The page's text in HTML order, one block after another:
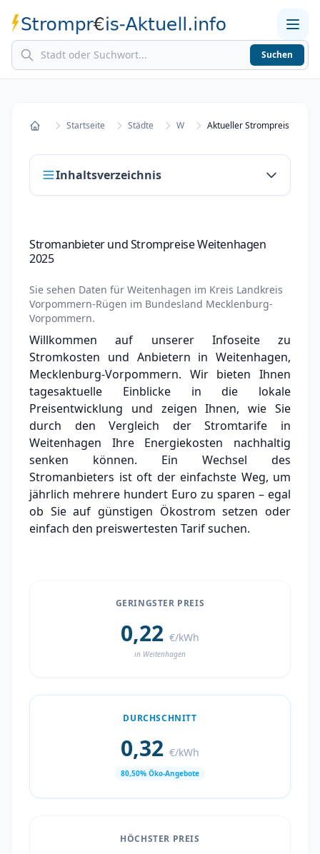
Home
Stromkosten berechnen
Suchen
StartseiteStartseite Städte W
Inhaltsverzeichnis
2025
Strompreisvergleich Weitenhagen 2025
Experten-Analyse: Strommarkt in
Weitenhagen
Aktueller Strompreis in Weitenhagen
Stromanbieter in der Nähe von Weitenhagen
Stromanbieter und Strompreise Weitenhagen
2025
Sie sehen Daten für Weitenhagen im Kreis Landkreis
Vorpommern-Rügen im Bundesland Mecklenburg-
Vorpommern.
Willkommen auf unserer Infoseite zu
Stromkosten und Anbietern in Weitenhagen,
Mecklenburg-Vorpommern. Wir bieten Ihnen
tagesaktuelle Einblicke in die lokale
Preisentwicklung und zeigen Ihnen, wie Sie
durch den Vergleich der Stromtarife in
Weitenhagen Ihre Energiekosten nachhaltig
senken können. Ein Wechsel des
Stromanbieters ist oft der einfachste Weg, um
jährlich mehrere hundert Euro zu sparen – egal
ob Sie auf günstigen Ökostrom setzen oder
einfach den preiswertesten Tarif suchen.
GERINGSTER PREIS
0,22 €/kWh
in Weitenhagen
DURCHSCHNITT
0,32 €/kWh
80,50% Öko-Angebote
HÖCHSTER PREIS